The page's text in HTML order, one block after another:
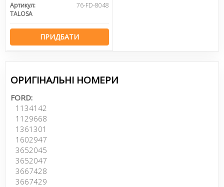
Артикул:
76-FD-8048
TALOSA
ПРИДБАТИ
ОРИГІНАЛЬНІ НОМЕРИ
FORD:
1134142
1129668
1361301
1602947
3652045
3652047
3667428
3667429